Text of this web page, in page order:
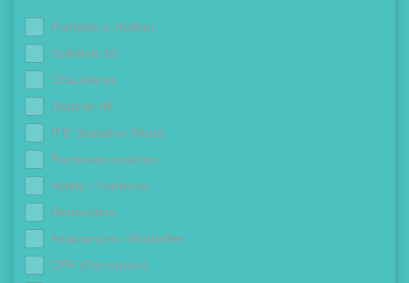
Pompes à chaleur
Isolation 1€
Chaudières
Douche 0€
ITE (Isolation Murs)
Panneaux solaires
Volets / Fenêtres
Rénovation
Assurances / Mutuelles
CPF (Formation)